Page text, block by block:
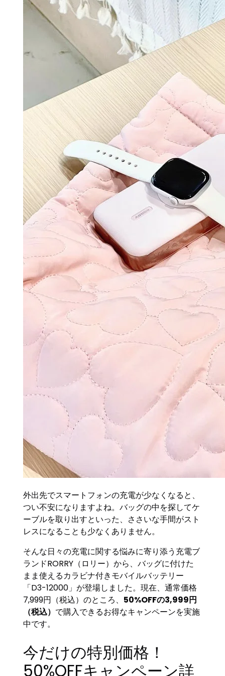
外出先でスマートフォンの充電が少なくなると、
つい不安になりますよね。バッグの中を探してケ
ーブルを取り出すといった、ささいな手間がスト
レスになることも少なくありません。
そんな日々の充電に関する悩みに寄り添う充電ブ
ランドRORRY（ロリー）から、バッグに付けた
まま使えるカラビナ付きモバイルバッテリー
「D3-12000」が登場しました。現在、通常価格
7,999円（税込）のところ、 50%OFFの3,999円
（税込） で購入できるお得なキャンペーンを実施
中です。
今だけの特別価格！
50%OFFキャンペーン詳